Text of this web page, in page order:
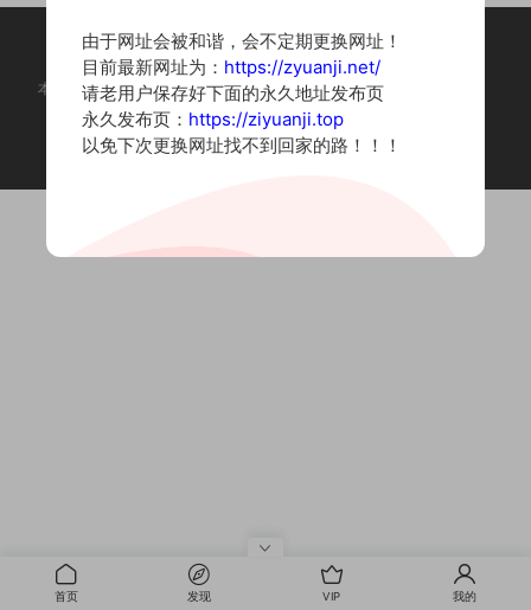
本站为摄影写真图片网站，内容来自网络收集整理，仅作个人学习使用。
如有违法内容请联系删除
Copyright © 2022 资源集
首页 发现 VIP 我的
由于网址会被和谐，会不定期更换网址！
目前最新网址为： https://zyuanji.net/
请老用户保存好下面的永久地址发布页
永久发布页： https://ziyuanji.top
以免下次更换网址找不到回家的路！！！